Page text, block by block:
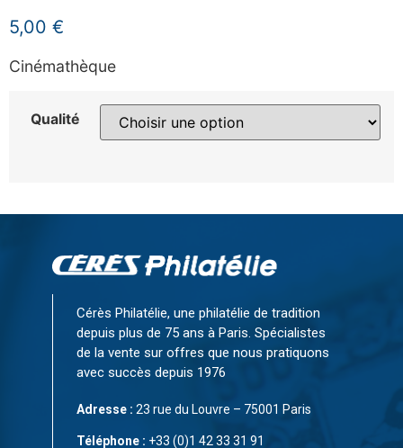
5,00 €
Cinémathèque
Qualité
Cérès Philatélie, une philatélie de tradition
depuis plus de 75 ans à Paris. Spécialistes
de la vente sur offres que nous pratiquons
avec succès depuis 1976
Adresse : 23 rue du Louvre – 75001 Paris
Téléphone : +33 (0)1 42 33 31 91